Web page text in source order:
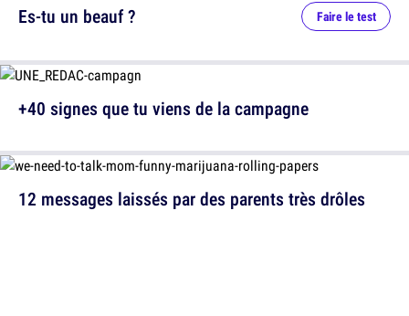
12 messages laissés par des parents très drôles
Es-tu un beauf ? Faire le test
+40 signes que tu viens de la campagne